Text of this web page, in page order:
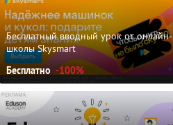
Бесплатный вводный урок от онлайн-
школы Skysmart
Бесплатно -100%